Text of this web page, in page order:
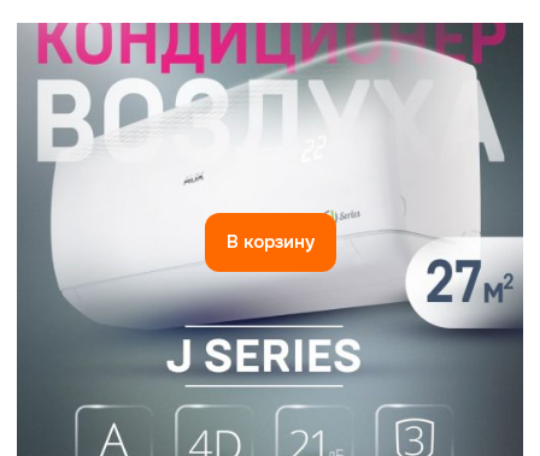
В корзину